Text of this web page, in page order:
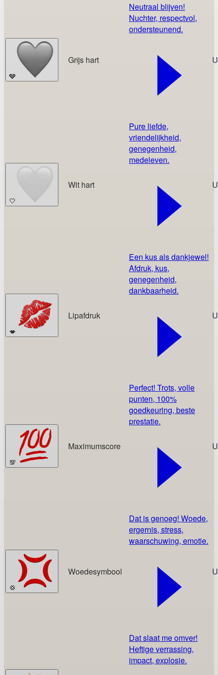
🩶
Grijs hart
Neutraal blijven!
Nuchter, respectvol,
ondersteunend.
🤍
Wit hart
Pure liefde,
vriendelijkheid,
genegenheid,
medeleven.
💋
Lipafdruk
Een kus als dankjewel!
Afdruk, kus,
genegenheid,
dankbaarheid.
💯
Maximumscore
Perfect! Trots, volle
punten, 100%
goedkeuring, beste
prestatie.
💢
Woedesymbool
Dat is genoeg! Woede,
ergernis, stress,
waarschuwing, emotie.
Dat slaat me omver!
Heftige verrassing,
impact, explosie.